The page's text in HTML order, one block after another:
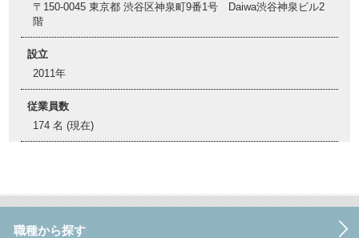
〒150-0045 東京都 渋谷区神泉町9番1号 Daiwa渋谷神泉ビル2
階
設立
2011年
従業員数
174 名 (現在)
職種から探す